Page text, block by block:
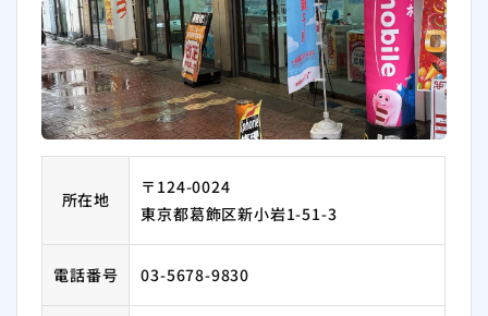
所在地
〒124-0024
東京都葛飾区新小岩1-51-3
電話番号 03-5678-9830